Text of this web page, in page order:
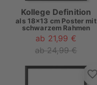
Kollege Definition
als 18x13 cm Poster mit
schwarzem Rahmen
ab 21,99 €
ab 24,99 €